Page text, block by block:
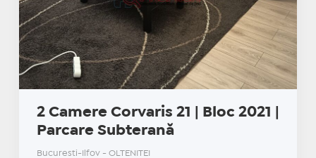
2 Camere Corvaris 21 | Bloc 2021 |
Parcare Subterană
Bucuresti-Ilfov - OLTENITEI